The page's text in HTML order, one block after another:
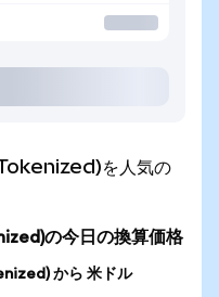
を人気の
の今日の換算価格
から 米ドル